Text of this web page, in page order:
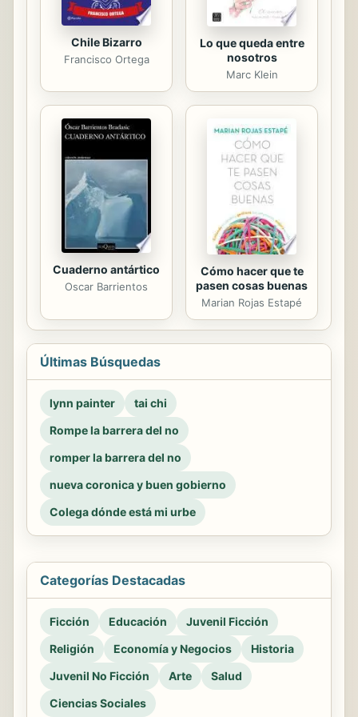
Chile Bizarro
Francisco Ortega
Lo que queda entre
nosotros
Marc Klein
Cuaderno antártico
Oscar Barrientos
Cómo hacer que te
pasen cosas buenas
Marian Rojas Estapé
Últimas Búsquedas
lynn painter
tai chi
Rompe la barrera del no
romper la barrera del no
nueva coronica y buen gobierno
Colega dónde está mi urbe
Categorías Destacadas
Ficción Educación
Juvenil Ficción
Religión
Economía y Negocios
Historia
Juvenil No Ficción
Arte
Salud
Ciencias Sociales